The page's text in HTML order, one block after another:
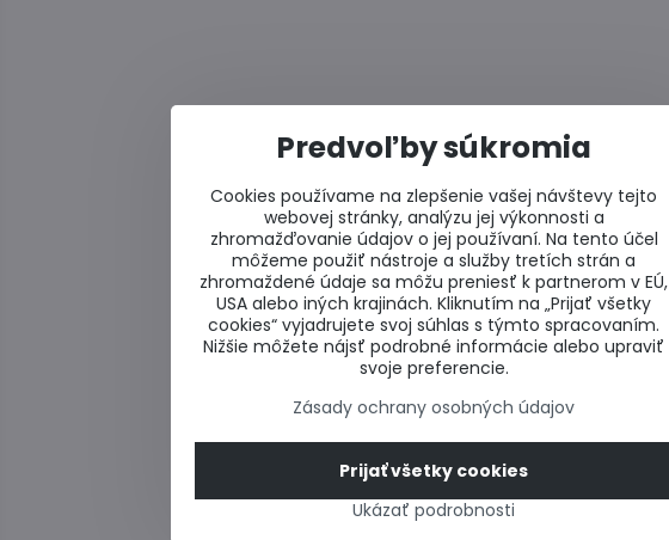
Predvoľby súkromia
Cookies používame na zlepšenie vašej návštevy tejto
webovej stránky, analýzu jej výkonnosti a
zhromažďovanie údajov o jej používaní. Na tento účel
môžeme použiť nástroje a služby tretích strán a
zhromaždené údaje sa môžu preniesť k partnerom v EÚ,
USA alebo iných krajinách. Kliknutím na „Prijať všetky
cookies“ vyjadrujete svoj súhlas s týmto spracovaním.
Nižšie môžete nájsť podrobné informácie alebo upraviť
svoje preferencie.
Zásady ochrany osobných údajov
Ukázať podrobnosti
Prijať všetky cookies